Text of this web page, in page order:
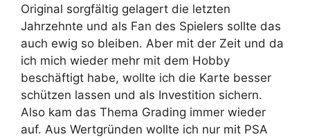
Original sorgfältig gelagert die letzten
Jahrzehnte und als Fan des Spielers sollte das
auch ewig so bleiben. Aber mit der Zeit und da
ich mich wieder mehr mit dem Hobby
beschäftigt habe, wollte ich die Karte besser
schützen lassen und als Investition sichern.
Also kam das Thema Grading immer wieder
auf. Aus Wertgründen wollte ich nur mit PSA